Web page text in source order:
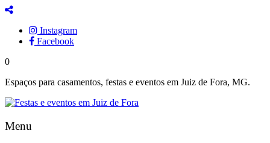
Instagram
Facebook
0
Espaços para casamentos, festas e eventos em Juiz de Fora, MG.
Menu